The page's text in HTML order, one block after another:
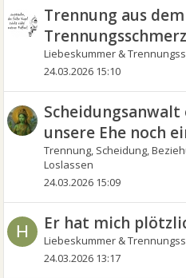
Trennung aus
Liebeskummer &
24.03.2026 15:10
unsere Ehe noch
Trennung, Scheidung,
Loslassen
24.03.2026 15:09
H Er hat mich
Liebeskummer &
24.03.2026 13:17